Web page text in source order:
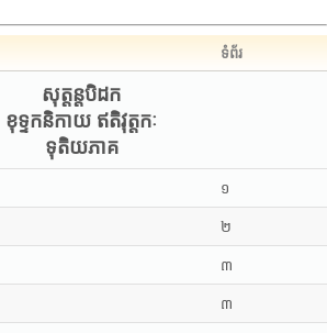
ទំព័រ
សុត្តន្តបិដក
ខុទ្ទកនិកាយ ឥតិវុត្តកៈ
ទុតិយភាគ
១
២
៣
៣